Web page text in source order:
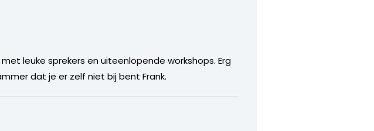
leuke sprekers en uiteenlopende workshops. Erg
dat je er zelf niet bij bent Frank.